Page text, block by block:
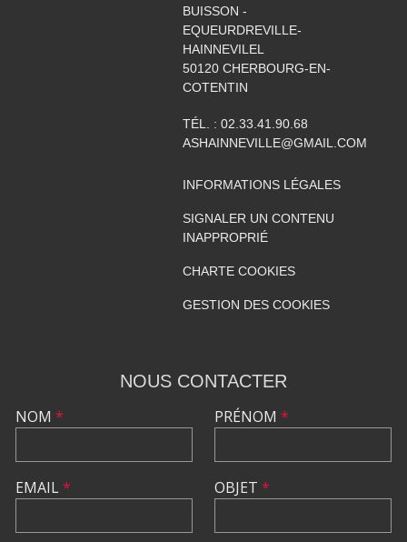
BUISSON -
EQUEURDREVILLE-
HAINNEVILEL
50120 CHERBOURG-EN-
COTENTIN
TÉL. : 02.33.41.90.68
ASHAINNEVILLE@GMAIL.COM
INFORMATIONS LÉGALES
SIGNALER UN CONTENU
INAPPROPRIÉ
CHARTE COOKIES
GESTION DES COOKIES
NOUS CONTACTER
NOM *
EMAIL*
PRÉNOM *
OBJET *